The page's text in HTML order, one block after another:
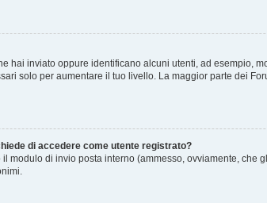
hai inviato oppure identificano alcuni utenti, ad esempio,
solo per aumentare il tuo livello. La maggior parte dei
di accedere come utente registrato?
di invio posta interno (ammesso, ovviamente, che